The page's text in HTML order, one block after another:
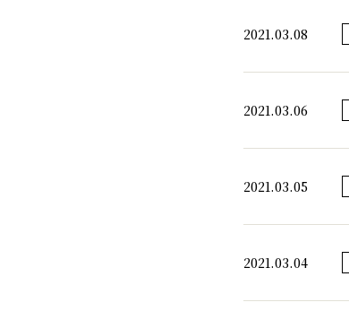
2021.03.08
2021.03.06
2021.03.05
2021.03.04